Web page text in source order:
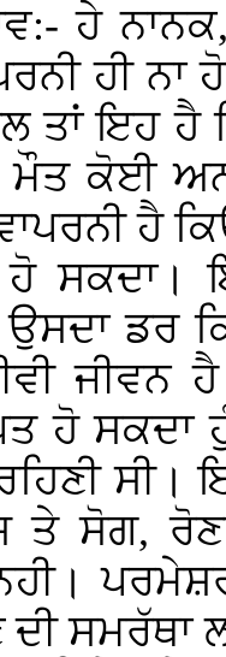
ਹੇ
ਹੀ ਨਾ
ਤਾਂ ਇਹ ਹੈ
ਮੌਤ ਕੋਈ
ਹੈ
ਹੋ
ਡਰ
ਜੀਵਨ
ਹੋ ਸਕਦਾ
ਰਹਿਣੀ
ਤੇ ਸੋਗ,
ਦੀ ਸਮਰੱਥਾ